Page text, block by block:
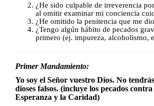
¿He sido culpable de irreverencia
al omitir examinar mi conciencia
¿He omitido la penitencia que me
¿Tengo algún hábito de pecados
primero (ej. impureza, alcoholismo,
Primer Mandamiento:
Yo soy el Señor vuestro Dios. No
dioses falsos. (incluye los pecados
Esperanza y la Caridad)